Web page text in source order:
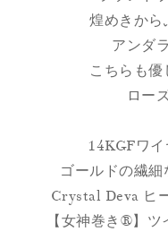
煌めきから
アンダ
こちらも
ロー
14KGFワ
ゴールドの繊
Crystal Deva ヒ
【女神巻き®】